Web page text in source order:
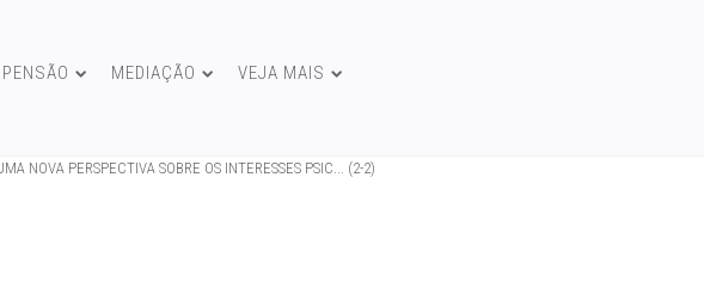
PENSÃO MEDIAÇÃO VEJA MAIS
NOVA PERSPECTIVA SOBRE OS INTERESSES PSIC... (2-2)